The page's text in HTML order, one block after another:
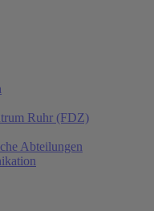
Ruhr (FDZ)
Abteilungen